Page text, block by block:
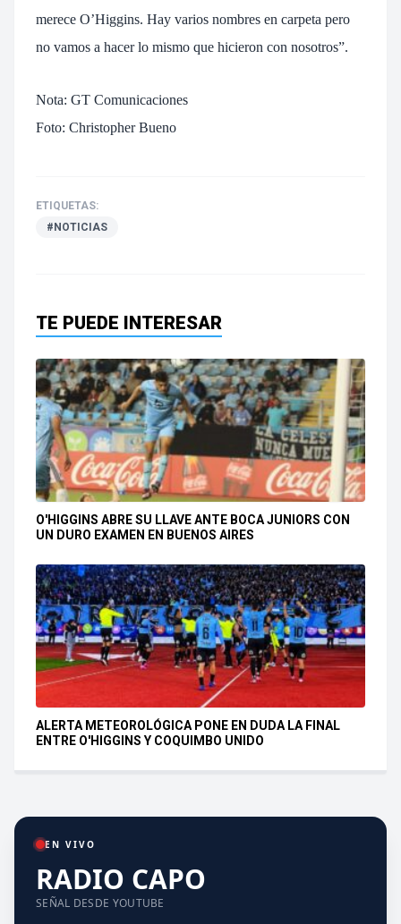
merece O’Higgins. Hay varios nombres en carpeta pero
no vamos a hacer lo mismo que hicieron con nosotros”.
Nota: GT Comunicaciones
Foto: Christopher Bueno
ETIQUETAS:
#NOTICIAS
TE PUEDE INTERESAR
O'HIGGINS ABRE SU LLAVE ANTE BOCA JUNIORS CON
UN DURO EXAMEN EN BUENOS AIRES
ALERTA METEOROLÓGICA PONE EN DUDA LA FINAL
ENTRE O'HIGGINS Y COQUIMBO UNIDO
EN VIVO
RADIO CAPO
SEÑAL DESDE YOUTUBE